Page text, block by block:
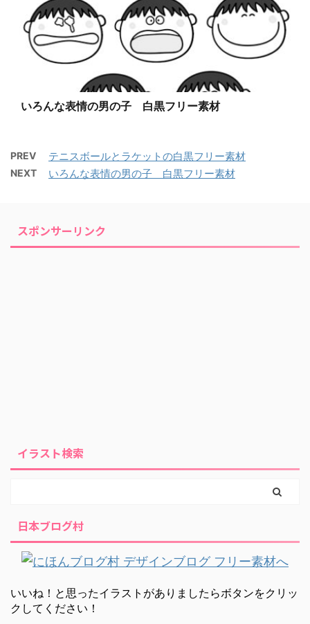
いろんな表情の男の子 白黒フリー素材
PREV テニスボールとラケットの白黒フリー素材
NEXT いろんな表情の男の子 白黒フリー素材
スポンサーリンク
イラスト検索
日本ブログ村
いいね！と思ったイラストがありましたらボタンをクリッ
クしてください！